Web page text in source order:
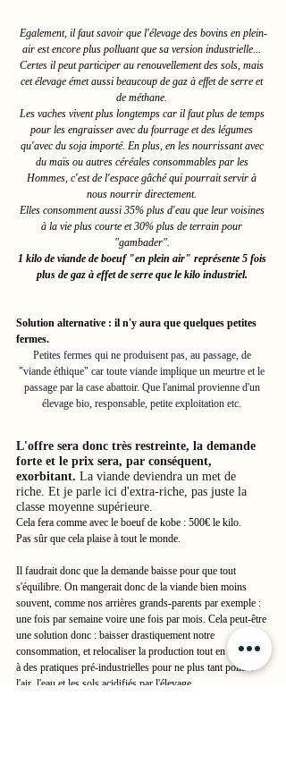
Egalement, il faut savoir que l'élevage des bovins en plein-
air est encore plus polluant que sa version industrielle...
Certes il peut participer au renouvellement des sols, mais
cet élevage émet aussi beaucoup de gaz à effet de serre et
de méthane.
Les vaches vivent plus longtemps car il faut plus de temps
pour les engraisser avec du fourrage et des légumes
qu'avec du soja importé. En plus, en les nourrissant avec
du maïs ou autres céréales consommables par les
Hommes, c'est de l'espace gâché qui pourrait servir à
nous nourrir directement.
Elles consomment aussi 35% plus d'eau que leur voisines
à la vie plus courte et 30% plus de terrain pour
"gambader".
1 kilo de viande de boeuf "en plein air" représente 5 fois
plus de gaz à effet de serre que le kilo industriel.
Solution alternative : il n'y aura que quelques petites
fermes.
Petites fermes qui ne produisent pas, au passage, de
"viande éthique" car toute viande implique un meurtre et le
passage par la case abattoir. Que l'animal provienne d'un
élevage bio, responsable, petite exploitation etc.
L'offre sera donc très restreinte, la demande
forte et le prix sera, par conséquent,
exorbitant. La viande deviendra un met de
riche. Et je parle ici d'extra-riche, pas juste la
classe moyenne supérieure.
Cela fera comme avec le boeuf de kobe : 500€ le kilo.
Pas sûr que cela plaise à tout le monde.
Il faudrait donc que la demande baisse pour que tout
s'équilibre. On mangerait donc de la viande bien moins
souvent, comme nos arrières grands-parents par exemple :
une fois par semaine voire une fois par mois. Cela peut-être
une solution donc : baisser drastiquement notre
consommation, et relocaliser la production tout en revenant
à des pratiques pré-industrielles pour ne plus tant polluer
l'air, l'eau et les sols acidifiés par l'élevage.